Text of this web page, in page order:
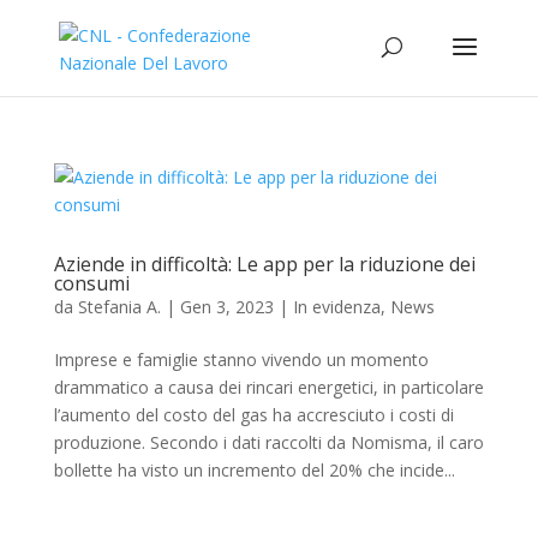
Aziende in difficoltà: Le app per la riduzione dei
consumi
da Stefania A. | Gen 3, 2023 | In evidenza, News
Imprese e famiglie stanno vivendo un momento
drammatico a causa dei rincari energetici, in particolare
l’aumento del costo del gas ha accresciuto i costi di
produzione. Secondo i dati raccolti da Nomisma, il caro
bollette ha visto un incremento del 20% che incide...